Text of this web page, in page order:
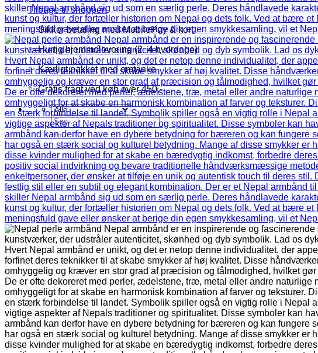
Tilbage til shoppen
✨ Sikker betaling med MobilePay & kort
✨ Hurtig hjemmelevering (2–4 hverdage)
✨ Kærligt pakket med omtanke
✨ Gratis fragt ved køb over 450,-
Søg
efter: